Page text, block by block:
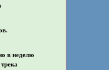
в неделю